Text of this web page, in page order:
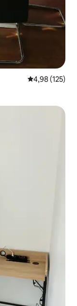
Évaluation
4,98 (125)